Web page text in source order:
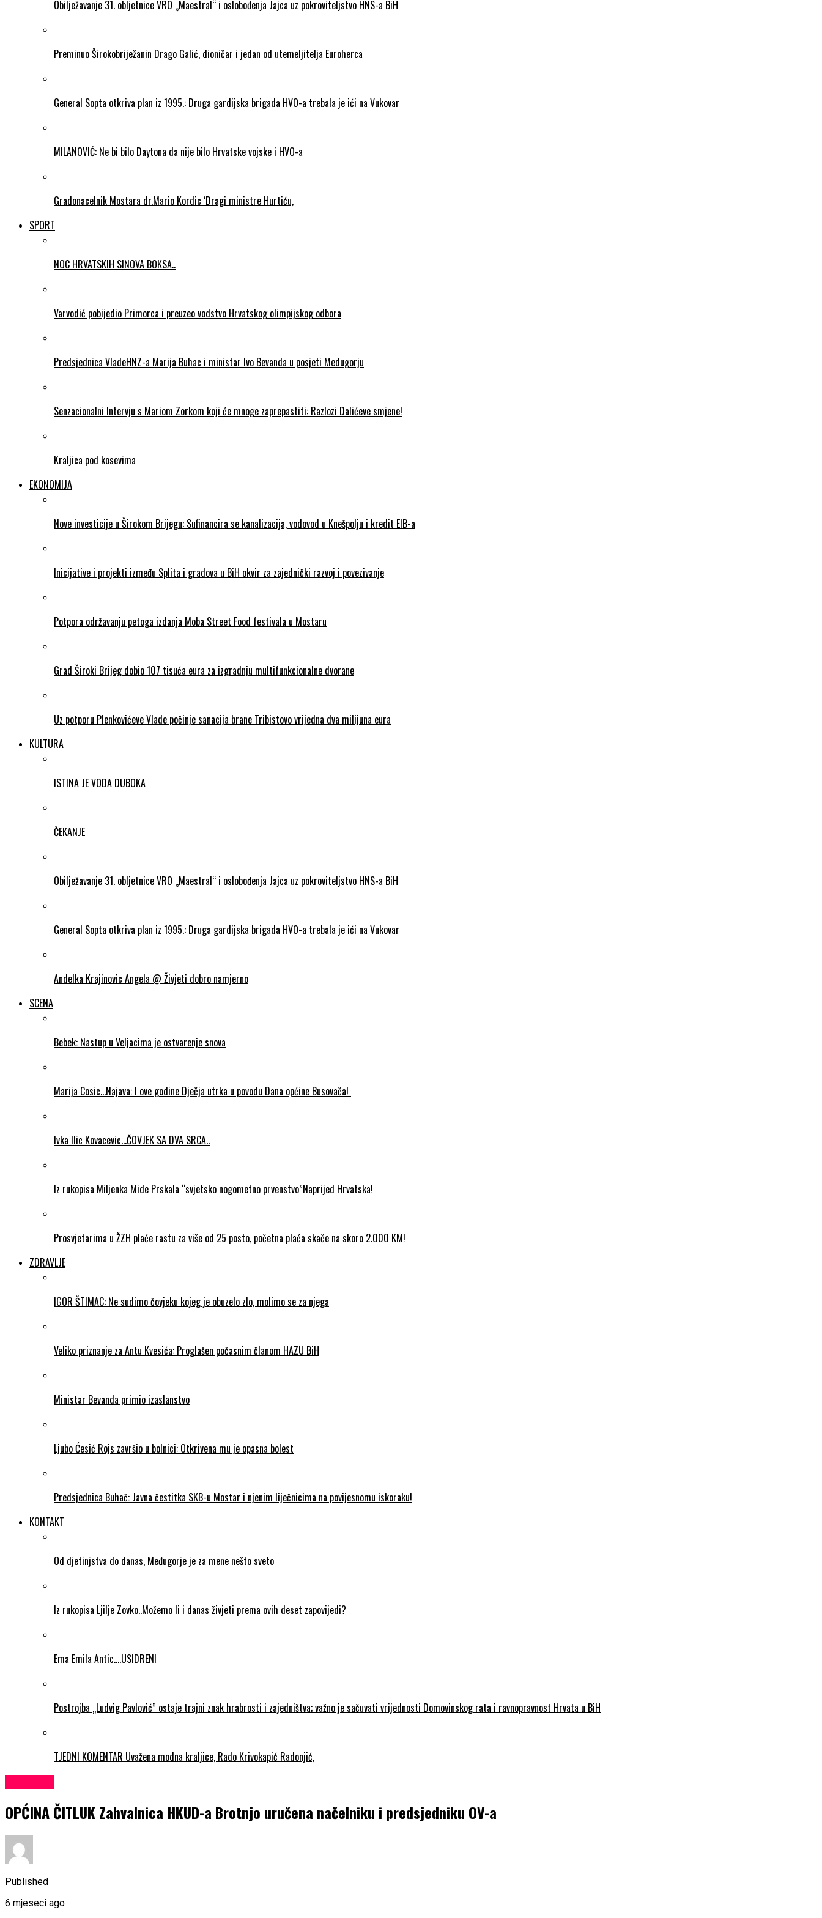
Obilježavanje 31. obljetnice VRO „Maestral“ i oslobođenja Jajca uz pokroviteljstvo HNS-a BiH
Preminuo Širokobriježanin Drago Galić, dioničar i jedan od utemeljitelja Euroherca
General Sopta otkriva plan iz 1995.: Druga gardijska brigada HVO-a trebala je ići na Vukovar
MILANOVIĆ: Ne bi bilo Daytona da nije bilo Hrvatske vojske i HVO-a
Gradonacelnik Mostara dr.Mario Kordic ‘Dragi ministre Hurtiću,
SPORT
NOC HRVATSKIH SINOVA BOKSA..
Varvodić pobijedio Primorca i preuzeo vodstvo Hrvatskog olimpijskog odbora
Predsjednica VladeHNZ-a Marija Buhac i ministar Ivo Bevanda u posjeti Medugorju
Senzacionalni Intervju s Mariom Zorkom koji će mnoge zaprepastiti: Razlozi Dalićeve smjene!
Kraljica pod kosevima
EKONOMIJA
Nove investicije u Širokom Brijegu: Sufinancira se kanalizacija, vodovod u Knešpolju i kredit EIB-a
Inicijative i projekti između Splita i gradova u BiH okvir za zajednički razvoj i povezivanje
Potpora održavanju petoga izdanja Moba Street Food festivala u Mostaru
Grad Široki Brijeg dobio 107 tisuća eura za izgradnju multifunkcionalne dvorane
Uz potporu Plenkovićeve Vlade počinje sanacija brane Tribistovo vrijedna dva milijuna eura
KULTURA
ISTINA JE VODA DUBOKA
ČEKANJE
Obilježavanje 31. obljetnice VRO „Maestral“ i oslobođenja Jajca uz pokroviteljstvo HNS-a BiH
General Sopta otkriva plan iz 1995.: Druga gardijska brigada HVO-a trebala je ići na Vukovar
Andelka Krajinovic Angela @ Živjeti dobro namjerno
SCENA
Bebek: Nastup u Veljacima je ostvarenje snova
Marija Cosic…Najava: I ove godine Dječja utrka u povodu Dana općine Busovača!
Ivka Ilic Kovacevic…ČOVJEK SA DVA SRCA..
Iz rukopisa Miljenka Mide Prskala “svjetsko nogometno prvenstvo”Naprijed Hrvatska!
Prosvjetarima u ŽZH plaće rastu za više od 25 posto, početna plaća skače na skoro 2.000 KM!
ZDRAVLJE
IGOR ŠTIMAC: Ne sudimo čovjeku kojeg je obuzelo zlo, molimo se za njega
Veliko priznanje za Antu Kvesića: Proglašen počasnim članom HAZU BiH
Ministar Bevanda primio izaslanstvo
Ljubo Ćesić Rojs završio u bolnici: Otkrivena mu je opasna bolest
Predsjednica Buhač: Javna čestitka SKB-u Mostar i njenim liječnicima na povijesnomu iskoraku!
KONTAKT
Od djetinjstva do danas, Međugorje je za mene nešto sveto
Iz rukopisa Ljilje Zovko..Možemo li i danas živjeti prema ovih deset zapovijedi?
Ema Emila Antic….USIDRENI
Postrojba „Ludvig Pavlović” ostaje trajni znak hrabrosti i zajedništva; važno je sačuvati vrijednosti Domovinskog rata i ravnopravnost Hrvata u BiH
TJEDNI KOMENTAR Uvažena modna kraljice, Rado Krivokapić Radonjić,
OPĆINA ČITLUK Zahvalnica HKUD-a Brotnjo uručena načelniku i predsjedniku OV-a
Published
6 mjeseci ago